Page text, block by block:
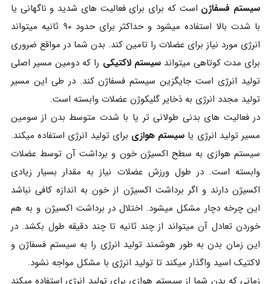
سیستم فسفاژن است که برای برای فعالیت های شدید و ناگهانی یا
با شدت بالا استفاده میشود و حداکثر برای حدود ۹۰ ثانیه میتواند
انرژی مورد نیاز برای عضلات را تامین کند. بدن شما در مواقع ضروری
برای مدت کوتاهی میتواندسیستم لاکتیکی را که دومین مسیر اصلی
تولید انرژی است جایگزین سیستم فسفاژن کند. در طی این مسیر
تولید مجدد انرژی به ذخایر گلیکوژن عضلات وابسته است.
در فعالیت های بدنی طولانی تر یا با شدت متوسط بدن از سومین
مسیر تولید انرژی یا سیستم هوازی برای تولید انرژی استفاده میکند.
سیستم هوازی به سطح اکسیژن خون و برداشت آن توسط عضلات
وابسته است. در طول ورزش عضلات نیاز به مقدار بسیار زیادی
اکسیژن دارند و اگر برداشت اکسیژن از خون به اندازه کافی نباشد
این چرخه دچار مشکل میشود. اختلال در برداشت اکسیژن و به هم
خوردن تعادل آن میتواند از چند ثانیه تا چند دقیقه طول بکشد. در
این زمان بدن به طور هوشمند تولید انرژی را به سیستم فسفاژن و
لاکتیک اسید واگذار میکند تا تولید انرژی با مشکل مواجه نشود.
زمانی که بدن شما از سیستم هوازی برای تولید انرژی استفاده میکند